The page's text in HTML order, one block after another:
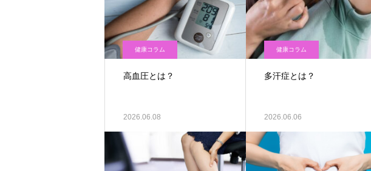
健康コラム
高血圧とは？
2026.06.08
健康コラム
多汗症とは？
2026.06.06